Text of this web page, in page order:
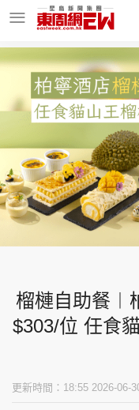
明星名人
東周
東周食玩通
玄學靈異
榴槤自助餐︱
$303/位 任食
更新時間：18:55 2026-06-